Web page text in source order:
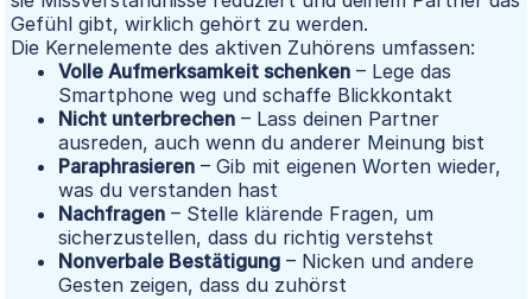
Gefühl gibt, wirklich gehört zu werden.
Die Kernelemente des aktiven Zuhörens umfassen:
Volle Aufmerksamkeit schenken – Lege das
Smartphone weg und schaffe Blickkontakt
Nicht unterbrechen – Lass deinen Partner
ausreden, auch wenn du anderer Meinung bist
Paraphrasieren – Gib mit eigenen Worten wieder,
was du verstanden hast
Nachfragen – Stelle klärende Fragen, um
sicherzustellen, dass du richtig verstehst
Nonverbale Bestätigung – Nicken und andere
Gesten zeigen, dass du zuhörst